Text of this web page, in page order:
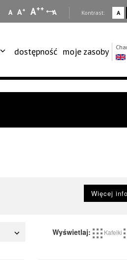
A A+ A++ A Kontrast: A
dostępność moje zasoby
Więcej
Wyświetlaj: Kafelki